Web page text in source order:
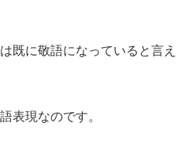
は既に敬語になっていると言え
表現なのです。